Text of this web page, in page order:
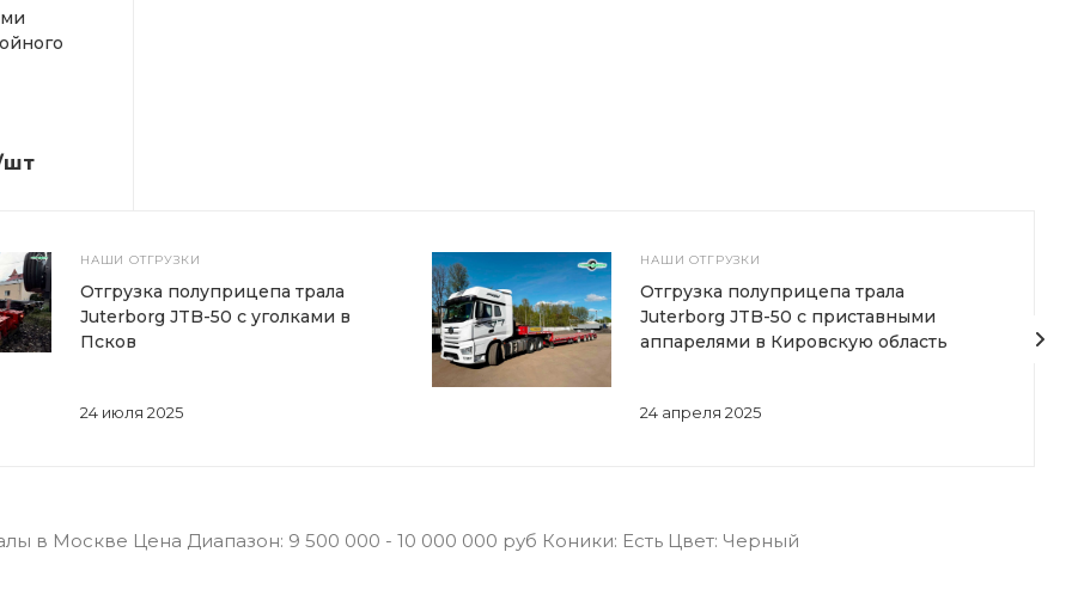
НАШИ ОТГРУЗКИ
24 июля 2025
Отгрузка полуприцепа трала
Juterborg JTB-50 с уголками в
Псков
НАШИ ОТГРУЗКИ
24 апреля 2025
Отгрузка полуприцепа трала
Juterborg JTB-50 с приставными
аппарелями в Кировскую область
в Москве Цена Диапазон: 9 500 000 - 10 000 000 руб Коники: Есть Цвет: Черный